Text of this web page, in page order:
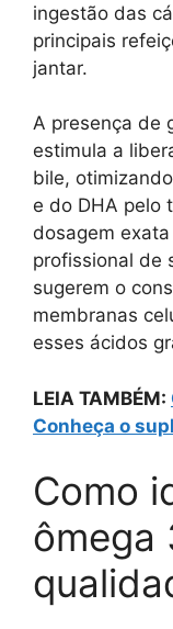
ingestão das
principais
jantar.
A presença de
estimula a
bile,
e do DHA pelo
dosagem
profissional de
sugerem o
membranas
esses ácidos
LEIA TAMBÉM:
Conheça o
Como
ômega